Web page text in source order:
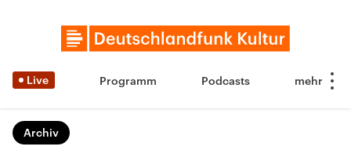
Live Programm Podcasts
Archiv